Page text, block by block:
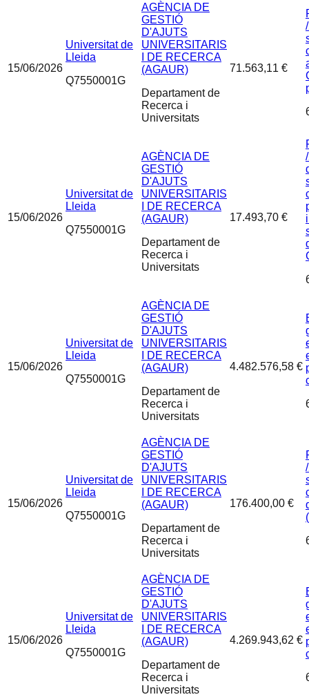
15/06/2026
Universitat de
Lleida
Q7550001G
AGÈNCIA DE
GESTIÓ
D'AJUTS
UNIVERSITARIS
I DE RECERCA
(AGAUR)
Departament de
Recerca i
Universitats
71.563,11 €
15/06/2026
Universitat de
Lleida
Q7550001G
AGÈNCIA DE
GESTIÓ
D'AJUTS
UNIVERSITARIS
I DE RECERCA
(AGAUR)
Departament de
Recerca i
Universitats
17.493,70 €
15/06/2026
Universitat de
Lleida
Q7550001G
AGÈNCIA DE
GESTIÓ
D'AJUTS
UNIVERSITARIS
I DE RECERCA
(AGAUR)
Departament de
Recerca i
Universitats
4.482.576,58 €
15/06/2026
Universitat de
Lleida
Q7550001G
AGÈNCIA DE
GESTIÓ
D'AJUTS
UNIVERSITARIS
I DE RECERCA
(AGAUR)
Departament de
Recerca i
Universitats
176.400,00 €
15/06/2026
Universitat de
Lleida
Q7550001G
AGÈNCIA DE
GESTIÓ
D'AJUTS
UNIVERSITARIS
I DE RECERCA
(AGAUR)
Departament de
Recerca i
Universitats
4.269.943,62 €